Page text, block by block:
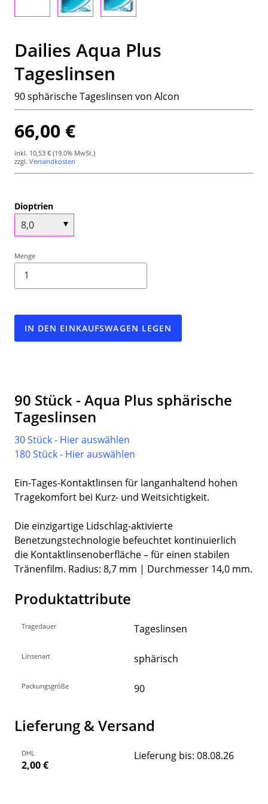
Wetterstation
Hygrometer
Über uns
Kontakt
Dailies Aqua Plus
Tageslinsen
90 sphärische Tageslinsen von Alcon
66,00 €
inkl. 10,53 € (19.0% MwSt.)
zzgl. Versandkosten
Dioptrien
Menge
IN DEN EINKAUFSWAGEN LEGEN
90 Stück - Aqua Plus sphärische
Tageslinsen
30 Stück - Hier auswählen
180 Stück - Hier auswählen
Ein-Tages-Kontaktlinsen für langanhaltend hohen
Tragekomfort bei Kurz- und Weitsichtigkeit.
Die einzigartige Lidschlag-aktivierte
Benetzungstechnologie befeuchtet kontinuierlich
die Kontaktlinsenoberfläche – für einen stabilen
Tränenfilm. Radius: 8,7 mm | Durchmesser 14,0 mm.
Produktattribute
Tragedauer Tageslinsen
Linsenart sphärisch
Packungsgröße 90
Lieferung & Versand
DHL
2,00 €
Lieferung bis: 08.08.26